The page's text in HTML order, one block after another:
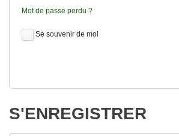
Mot de passe perdu ?
Se souvenir de moi
S'ENREGISTRER